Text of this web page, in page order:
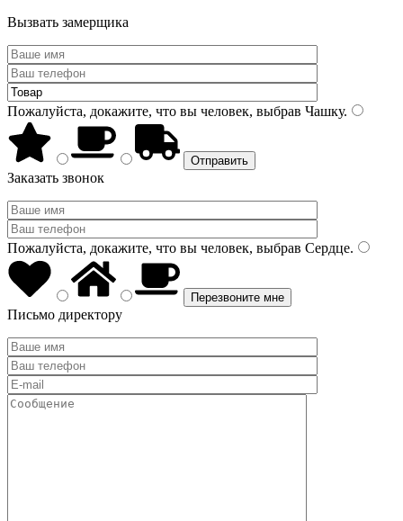
Вызвать замерщика
Пожалуйста, докажите, что вы человек, выбрав Чашку.
Заказать звонок
Пожалуйста, докажите, что вы человек, выбрав Сердце.
Письмо директору